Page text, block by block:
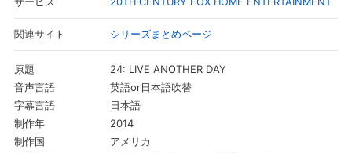
ログアウト
関連サイト シリーズまとめページ
原題 24: LIVE ANOTHER DAY
音声言語 英語or日本語吹替
字幕言語 日本語
制作年 2014
制作国 アメリカ